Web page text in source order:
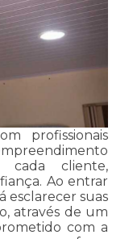
profissionais
cada cliente,
Ao entrar
esclarecer suas
através de um
com a